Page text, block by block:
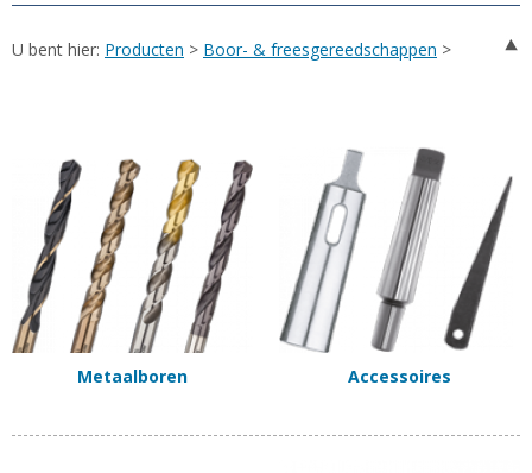
U bent hier: Producten > Boor- & freesgereedschappen >
Metaalboren Accessoires